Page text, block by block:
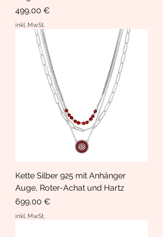
Preis
499,00 €
inkl. MwSt.
Kette Silber 925 mit Anhänger
Auge, Roter-Achat und Hartz
Preis
699,00 €
inkl. MwSt.